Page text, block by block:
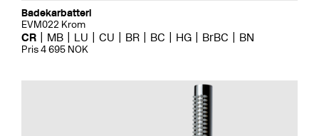
Badekarbatteri
EVM022 Krom
CR MB LU CU BR BC HG BrBC BN
Pris 4 695 NOK